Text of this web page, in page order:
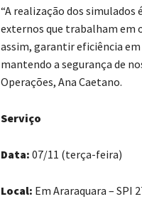
“A realização dos
externos que trabalham em
assim, garantir eficiência
mantendo a segurança de
Operações, Ana Caetano.
Serviço
Data: 07/11 (terça-feira)
Local: Em Araraquara – SPI